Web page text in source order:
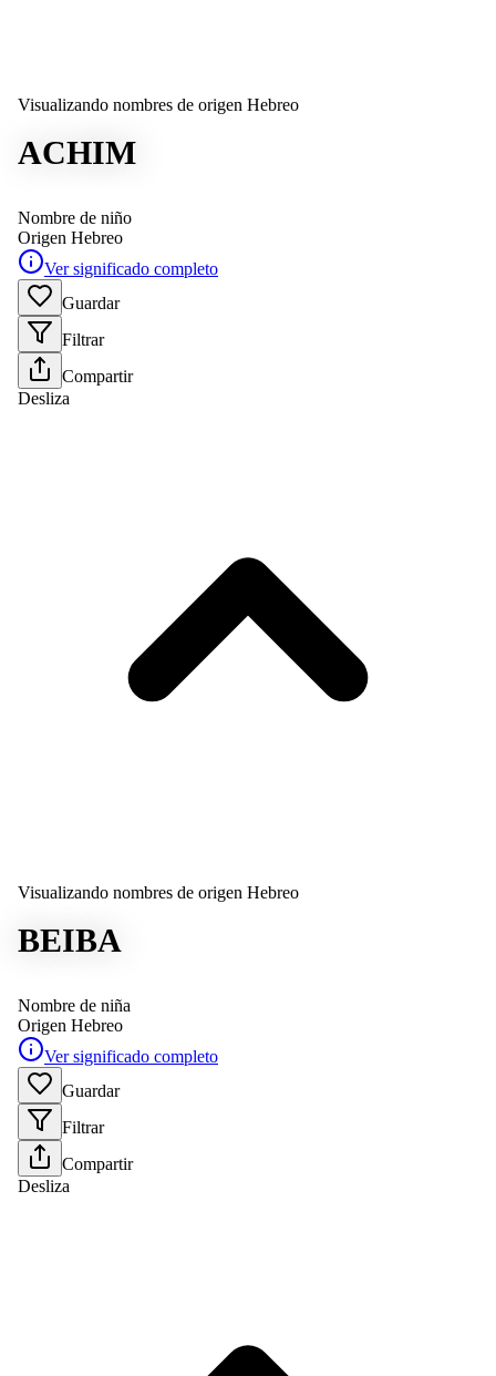
Visualizando nombres de origen Hebreo
ACHIM
Nombre de niño
Origen Hebreo
Ver significado completo
Guardar
Filtrar
Compartir
Desliza
Visualizando nombres de origen Hebreo
BEIBA
Nombre de niña
Origen Hebreo
Ver significado completo
Guardar
Filtrar
Compartir
Desliza